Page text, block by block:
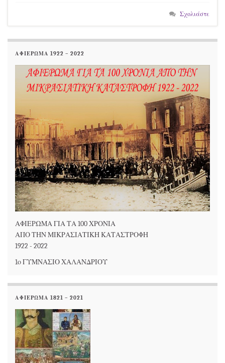
Σχολιάστε
ΑΦΙΕΡΩΜΑ 1922 – 2022
ΑΦΙΕΡΩΜΑ ΓΙΑ ΤΑ 100 ΧΡΟΝΙΑ
ΑΠΟ ΤΗΝ ΜΙΚΡΑΣΙΑΤΙΚΗ ΚΑΤΑΣΤΡΟΦΗ
1922 - 2022
1ο ΓΥΜΝΑΣΙΟ ΧΑΛΑΝΔΡΙΟΥ
ΑΦΙΕΡΩΜΑ 1821 – 2021